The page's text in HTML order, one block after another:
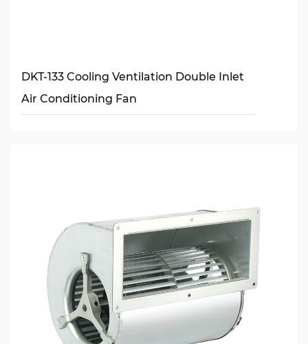
DKT-133 Cooling Ventilation Double Inlet
Air Conditioning Fan